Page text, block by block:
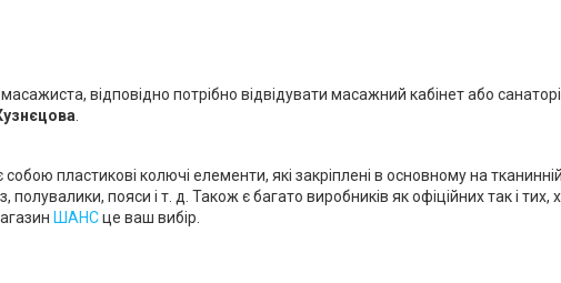
відповідно потрібно відвідувати масажний кабінет або
пластикові колючі елементи, які закріплені в основному на
пояси і т. д. Також є багато виробників як офіційних так і
ШАНСце ваш вибір.